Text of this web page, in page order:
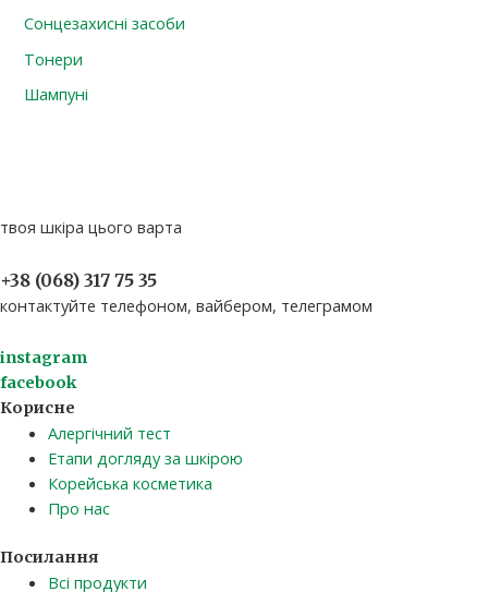
Сонцезахисні засоби
Тонери
Шампуні
твоя шкіра цього варта
+38 (068) 317 75 35​
контактуйте телефоном, вайбером, телеграмом
instagram
facebook
Корисне
Алергічний тест
Етапи догляду за шкірою
Корейська косметика
Про нас
Посилання
Всі продукти